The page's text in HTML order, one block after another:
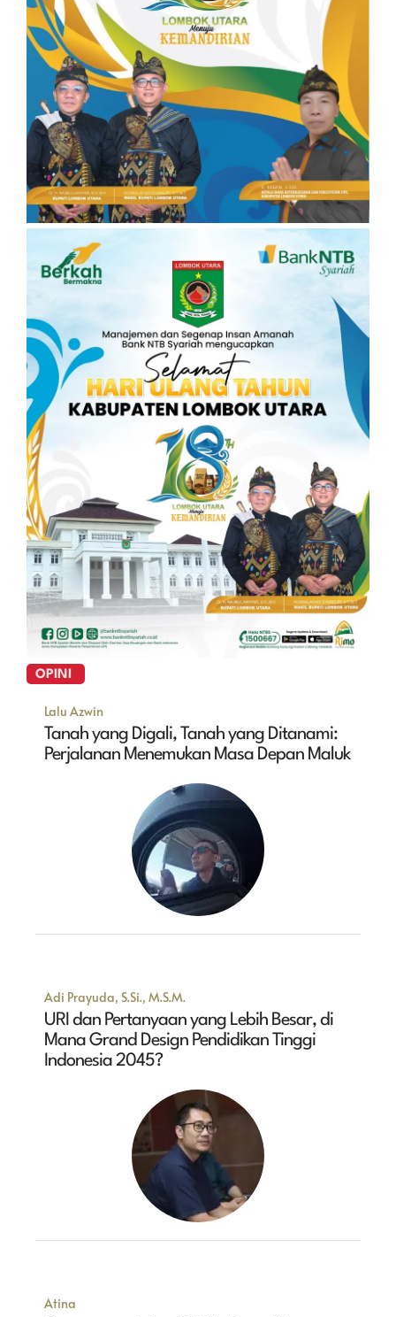
OPINI
Lalu Azwin
Tanah yang Digali, Tanah yang Ditanami:
Perjalanan Menemukan Masa Depan Maluk
Adi Prayuda, S.Si., M.S.M.
URI dan Pertanyaan yang Lebih Besar, di
Mana Grand Design Pendidikan Tinggi
Indonesia 2045?
Atina